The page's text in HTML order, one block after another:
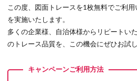
この度、図面トレースを1枚無料でご利
を実施いたします。
多くの企業様、自治体様からリピートい
のトレース品質を、この機会にぜひお試し